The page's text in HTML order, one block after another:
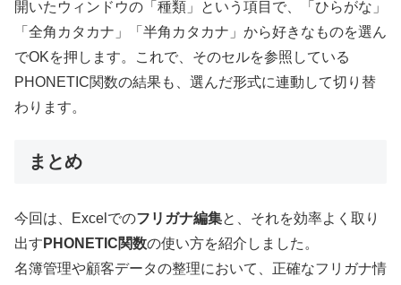
開いたウィンドウの「種類」という項目で、「ひらがな」
「全角カタカナ」「半角カタカナ」から好きなものを選ん
でOKを押します。これで、そのセルを参照している
PHONETIC関数の結果も、選んだ形式に連動して切り替
わります。
まとめ
今回は、Excelでのフリガナ編集と、それを効率よく取り
出す PHONETIC関数の使い方を紹介しました。
名簿管理や顧客データの整理において、正確なフリガナ情